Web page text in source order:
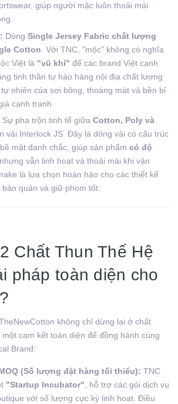
giúp người mặc luôn thoải mái
Dòng Single Jersey Fabric chất lượng
Cotton . Với TNC, "mộc" không có nghĩa
Việt là "vũ khí" để các brand Việt cạnh
tinh thần tự hào hàng nội địa chất lượng
nhiên của sợi bông, thoáng mát và bền bỉ
cạnh tranh.
Sự pha trộn tinh tế giữa Cotton, Poly và
vải Interlock JS. Đây là dòng vải có cấu trúc
mặt đanh chắc, giúp sản phẩm có độ
nhưng vẫn linh hoạt và thoải mái khi vận
là lựa chọn hoàn hảo cho các thiết kế
quản và giữ phom tốt.
Chất Thun Thế Hệ
pháp toàn diện cho
không chỉ dừng lại ở chất
cam kết toàn diện để đồng hành cùng
Brand:
(Số lượng đặt hàng tối thiểu): TNC
"Startup Incubator", hỗ trợ các gói dịch vụ
với số lượng cực kỳ linh hoạt. Điều